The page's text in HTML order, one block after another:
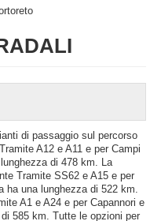
di passaggio sul percorso
A12 e A11 e per Campi
di 478 km. La
Tramite SS62 e A15 e per
ha una lunghezza di 522 km.
A1 e A24 e per Capannori e
585 km. Tutte le opzioni per